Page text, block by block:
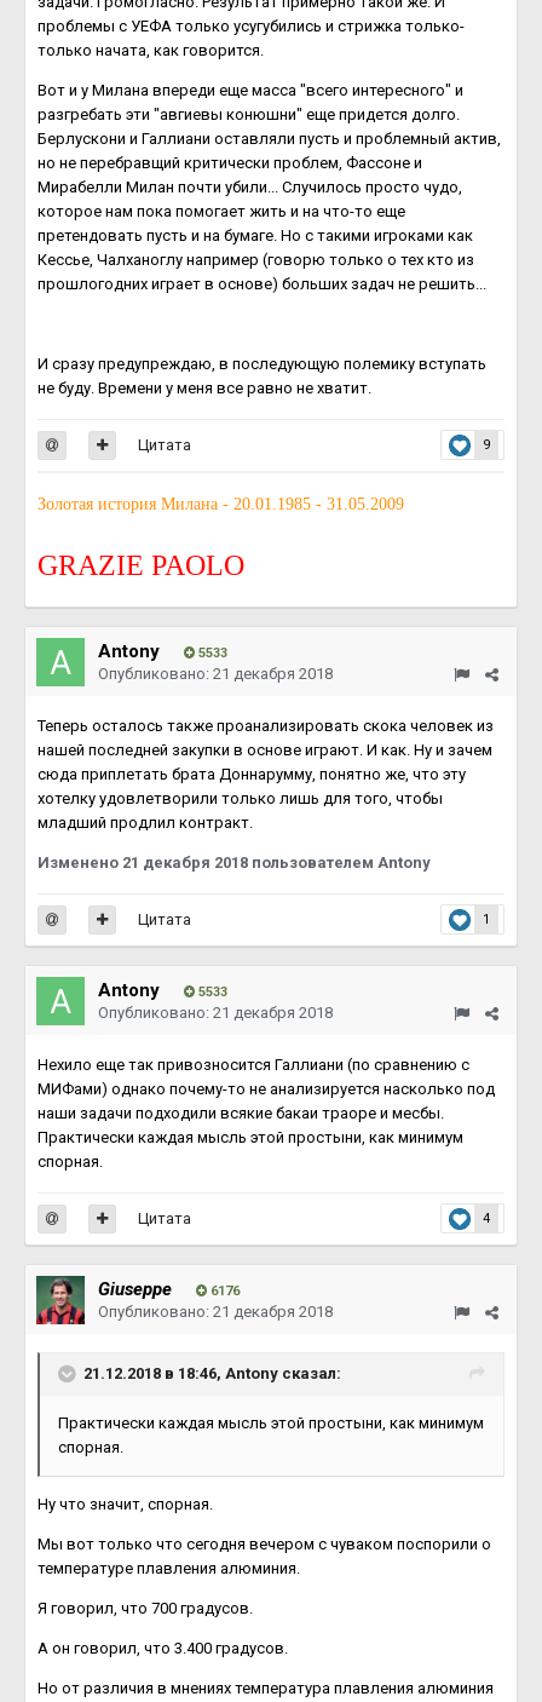
проблемы с УЕФА только усугубились и стрижка только-
только начата, как говорится.
Вот и у Милана впереди еще масса "всего интересного" и
разгребать эти "авгиевы конюшни" еще придется долго.
Берлускони и Галлиани оставляли пусть и проблемный актив,
но не перебравщий критически проблем, Фассоне и
Мирабелли Милан почти убили... Случилось просто чудо,
которое нам пока помогает жить и на что-то еще
претендовать пусть и на бумаге. Но с такими игроками как
Кессье, Чалханоглу например (говорю только о тех кто из
прошлогодних играет в основе) больших задач не решить...
И сразу предупреждаю, в последующую полемику вступать
не буду. Времени у меня все равно не хватит.
9
Цитата
Золотая история Милана - 20.01.1985 - 31.05.2009
GRAZIE PAOLO
Antony 5533
Опубликовано: 21 декабря 2018
Теперь осталось также проанализировать скока человек из
нашей последней закупки в основе играют. И как. Ну и зачем
сюда приплетать брата Доннарумму, понятно же, что эту
хотелку удовлетворили только лишь для того, чтобы
младший продлил контракт.
Изменено 21 декабря 2018 пользователем Antony
1
Цитата
Antony 5533
Опубликовано: 21 декабря 2018
Нехило еще так привозносится Галлиани (по сравнению с
МИФами) однако почему-то не анализируется насколько под
наши задачи подходили всякие бакаи траоре и месбы.
Практически каждая мысль этой простыни, как минимум
спорная.
4
Цитата
Giuseppe 6176
Опубликовано: 21 декабря 2018
21.12.2018 в 18:46, Antony сказал:
Практически каждая мысль этой простыни, как минимум
спорная.
Ну что значит, спорная.
Мы вот только что сегодня вечером с чуваком поспорили о
температуре плавления алюминия.
Я говорил, что 700 градусов.
А он говорил, что 3.400 градусов.
Но от различия в мнениях температура плавления алюминия